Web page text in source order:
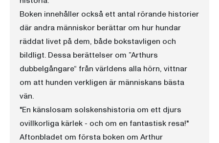
Boken innehåller också ett antal rörande historier
där andra människor berättar om hur hundar
räddat livet på dem, både bokstavligen och
bildligt. Dessa berättelser om ”Arthurs
dubbelgångare“ från världens alla hörn, vittnar
om att hunden verkligen är människans bästa
vän.
"En känslosam solskenshistoria om ett djurs
ovillkorliga kärlek - och om en fantastisk resa!"
Aftonbladet om första boken om Arthur